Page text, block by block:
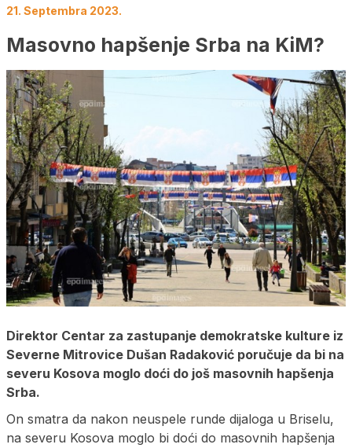
21. Septembra 2023.
Masovno hapšenje Srba na KiM?
Direktor Centar za zastupanje demokratske kulture iz
Severne Mitrovice Dušan Radaković poručuje da bi na
severu Kosova moglo doći do još masovnih hapšenja
Srba.
On smatra da nakon neuspele runde dijaloga u Briselu,
na severu Kosova moglo bi doći do masovnih hapšenja